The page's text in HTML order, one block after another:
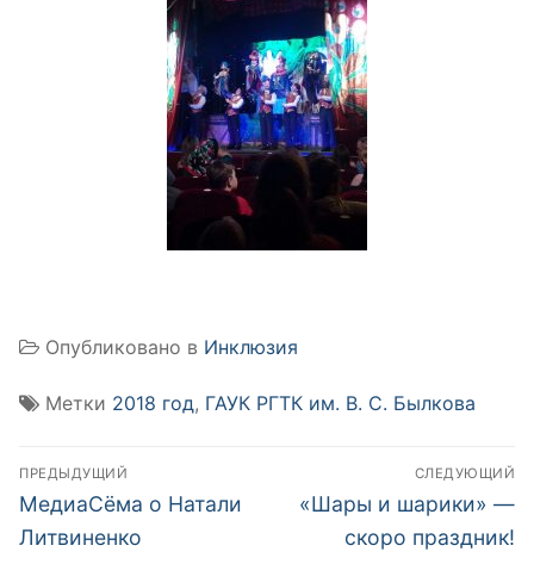
Опубликовано в Инклюзия
Метки 2018 год, ГАУК РГТК им. В. С. Былкова
Навигация
по
записям
ПРЕДЫДУЩИЙ
Предыдущая
запись:
МедиаСёма о Натали
Литвиненко
СЛЕДУЮЩИЙ
Следующая
запись:
«Шары и шарики» —
скоро праздник!